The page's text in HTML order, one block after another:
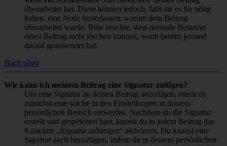
überarbeitet hat. Diese können jedoch, falls sie es für nötig
halten, eine Notiz hinterlassen, warum dein Beitrag
überarbeitet wurde. Bitte beachte, dass normale Benutzer
einen Beitrag nicht löschen können, wenn bereits jemand
darauf geantwortet hat.
Nach oben
Wie kann ich meinem Beitrag eine Signatur anfügen?
Um eine Signatur an deinen Beitrag anzufügen, musst du
zunächst eine solche in den Einstellungen in deinem
persönlichen Bereich entwerfen. Nachdem du die Signatur
erstellt und gespeichert hast, kannst du in jedem Beitrag das
Kästchen „Signatur anhängen“ aktivieren. Du kannst eine
Signatur auch hinzufügen, indem du in deinem persönlichen